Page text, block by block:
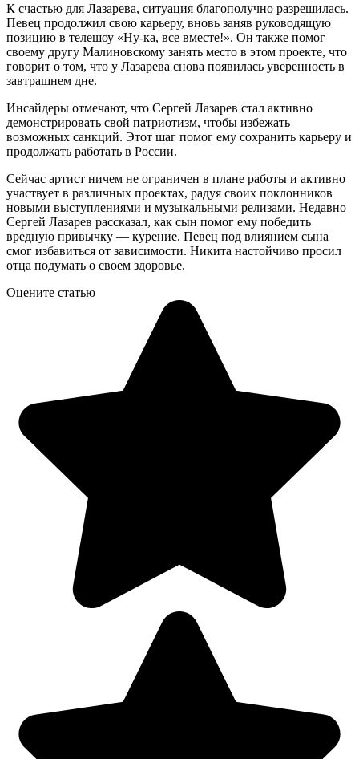
К счастью для Лазарева, ситуация благополучно разрешилась.
Певец продолжил свою карьеру, вновь заняв руководящую
позицию в телешоу «Ну-ка, все вместе!». Он также помог
своему другу Малиновскому занять место в этом проекте, что
говорит о том, что у Лазарева снова появилась уверенность в
завтрашнем дне.
Инсайдеры отмечают, что Сергей Лазарев стал активно
демонстрировать свой патриотизм, чтобы избежать
возможных санкций. Этот шаг помог ему сохранить карьеру и
продолжать работать в России.
Сейчас артист ничем не ограничен в плане работы и активно
участвует в различных проектах, радуя своих поклонников
новыми выступлениями и музыкальными релизами. Недавно
Сергей Лазарев рассказал, как сын помог ему победить
вредную привычку — курение. Певец под влиянием сына
смог избавиться от зависимости. Никита настойчиво просил
отца подумать о своем здоровье.
Оцените статью